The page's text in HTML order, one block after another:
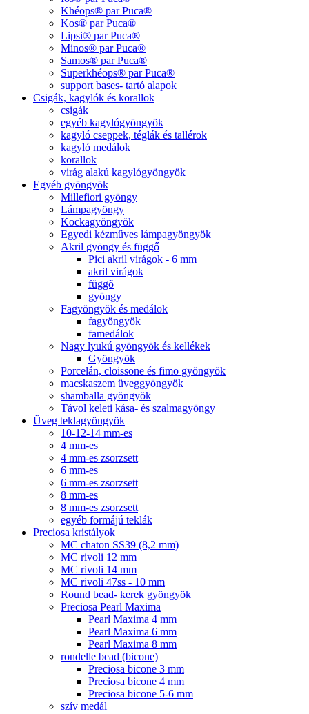
Khéops® par Puca®
Kos® par Puca®
Lipsi® par Puca®
Minos® par Puca®
Samos® par Puca®
Superkhéops® par Puca®
support bases- tartó alapok
Csigák, kagylók és korallok
csigák
egyéb kagylógyöngyök
kagyló cseppek, téglák és tallérok
kagyló medálok
korallok
virág alakú kagylógyöngyök
Egyéb gyöngyök
Millefiori gyöngy
Lámpagyöngy
Kockagyöngyök
Egyedi kézműves lámpagyöngyök
Akril gyöngy és függő
Pici akril virágok - 6 mm
akril virágok
függõ
gyöngy
Fagyöngyök és medálok
fagyöngyök
famedálok
Nagy lyukú gyöngyök és kellékek
Gyöngyök
Porcelán, cloissone és fimo gyöngyök
macskaszem üveggyöngyök
shamballa gyöngyök
Távol keleti kása- és szalmagyöngy
Üveg teklagyöngyök
10-12-14 mm-es
4 mm-es
4 mm-es zsorzsett
6 mm-es
6 mm-es zsorzsett
8 mm-es
8 mm-es zsorzsett
egyéb formájú teklák
Preciosa kristályok
MC chaton SS39 (8,2 mm)
MC rivoli 12 mm
MC rivoli 14 mm
MC rivoli 47ss - 10 mm
Round bead- kerek gyöngyök
Preciosa Pearl Maxima
Pearl Maxima 4 mm
Pearl Maxima 6 mm
Pearl Maxima 8 mm
rondelle bead (bicone)
Preciosa bicone 3 mm
Preciosa bicone 4 mm
Preciosa bicone 5-6 mm
szív medál